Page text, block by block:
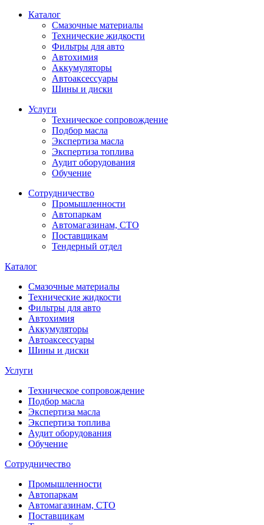
Каталог
Смазочные материалы
Технические жидкости
Фильтры для авто
Автохимия
Аккумуляторы
Автоаксессуары
Шины и диски
Услуги
Техническое сопровождение
Подбор масла
Экспертиза масла
Экспертиза топлива
Аудит оборудования
Обучение
Сотрудничество
Промышленности
Автопаркам
Автомагазинам, СТО
Поставщикам
Тендерный отдел
Каталог
Смазочные материалы
Технические жидкости
Фильтры для авто
Автохимия
Аккумуляторы
Автоаксессуары
Шины и диски
Услуги
Техническое сопровождение
Подбор масла
Экспертиза масла
Экспертиза топлива
Аудит оборудования
Обучение
Сотрудничество
Промышленности
Автопаркам
Автомагазинам, СТО
Поставщикам